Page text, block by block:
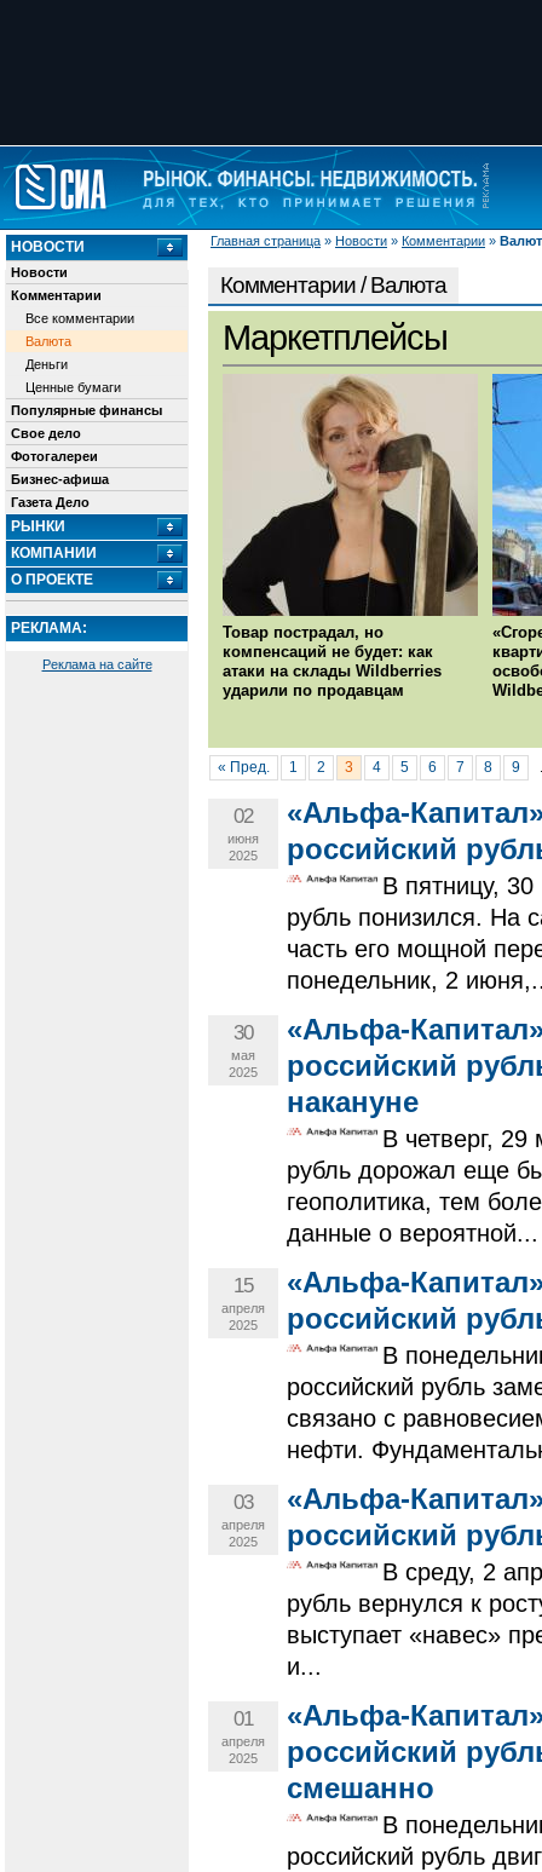
Главная страница » Новости » Комментарии »
НОВОСТИ
Новости
Комментарии
Все комментарии
Валюта
Деньги
Ценные бумаги
Популярные финансы
Свое дело
Фотогалереи
Бизнес-афиша
Газета Дело
РЫНКИ
КОМПАНИИ
О ПРОЕКТЕ
РЕКЛАМА:
Реклама на сайте
Комментарии / Валюта
Маркетплейсы
Товар пострадал, но
компенсаций не будет: как
атаки на склады Wildberries
ударили по продавцам
« Пред. 1 2 3 4 5 6 7 8 9
02
июня
2025
«Альфа-
российский
В пятницу,
рубль понизился. На
часть его мощной
понедельник, 2
30
мая
2025
«Альфа-
российский
накануне
В четверг,
рубль дорожал еще
геополитика, тем
данные о вероятной...
15
апреля
2025
«Альфа-
российский
В
российский рубль
связано с
нефти.
03
апреля
2025
«Альфа-
российский
В среду, 2
рубль вернулся к
выступает «навес»
и...
01
апреля
2025
«Альфа-
российский
смешанно
В
российский рубль